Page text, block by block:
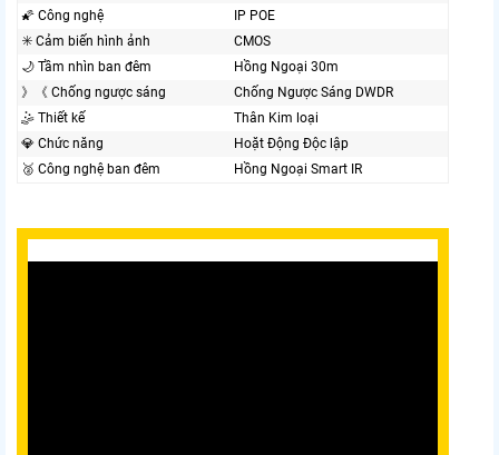
🌠 Công nghệ
IP POE
✳️ Cảm biến hình ảnh
CMOS
🌙 Tầm nhìn ban đêm
Hồng Ngoại 30m
》《 Chống ngược sáng
Chống Ngược Sáng DWDR
🤹 Thiết kế
Thân Kim loại
💎 Chức năng
Hoặt Động Độc lập
🥈️ Công nghệ ban đêm
Hồng Ngoại Smart IR